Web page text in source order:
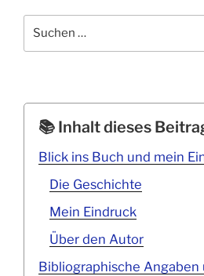
Suchen
Inhalt dieses
Blick ins Buch und mein
Die Geschichte
Mein Eindruck
Über den Autor
Bibliographische Angaben